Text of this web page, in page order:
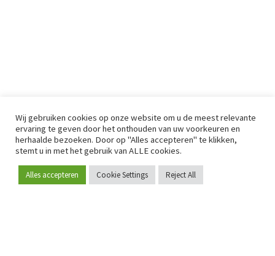
Word lid
Wij gebruiken cookies op onze website om u de meest relevante
ervaring te geven door het onthouden van uw voorkeuren en
herhaalde bezoeken. Door op "Alles accepteren" te klikken,
stemt u in met het gebruik van ALLE cookies.
Alles accepteren Cookie Settings Reject All